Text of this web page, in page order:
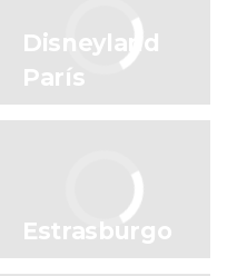
circuito de 15
Disneyland
París
Estrasburgo